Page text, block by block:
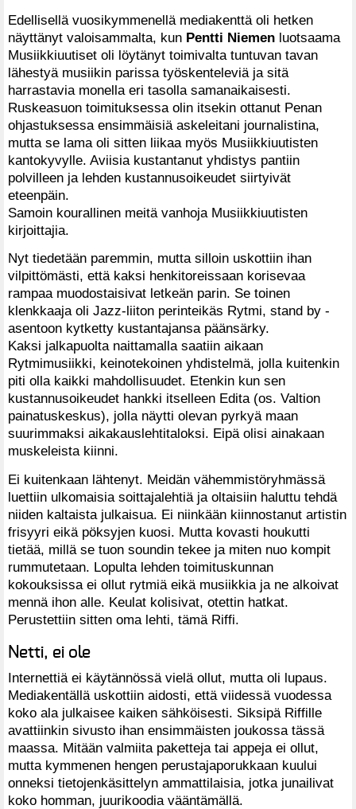
Edellisellä vuosikymmenellä mediakenttä oli hetken
näyttänyt valoisammalta, kun Pentti Niemen luotsaama
Musiikkiuutiset oli löytänyt toimivalta tuntuvan tavan
lähestyä musiikin parissa työskenteleviä ja sitä
harrastavia monella eri tasolla samanaikaisesti.
Ruskeasuon toimituksessa olin itsekin ottanut Penan
ohjastuksessa ensimmäisiä askeleitani journalistina,
mutta se lama oli sitten liikaa myös Musiikkiuutisten
kantokyvylle. Aviisia kustantanut yhdistys pantiin
polvilleen ja lehden kustannusoikeudet siirtyivät
eteenpäin.
Samoin kourallinen meitä vanhoja Musiikkiuutisten
kirjoittajia.
Nyt tiedetään paremmin, mutta silloin uskottiin ihan
vilpittömästi, että kaksi henkitoreissaan korisevaa
rampaa muodostaisivat letkeän parin. Se toinen
klenkkaaja oli Jazz-liiton perinteikäs Rytmi, stand by -
asentoon kytketty kustantajansa päänsärky.
Kaksi jalkapuolta naittamalla saatiin aikaan
Rytmimusiikki, keinotekoinen yhdistelmä, jolla kuitenkin
piti olla kaikki mahdollisuudet. Etenkin kun sen
kustannusoikeudet hankki itselleen Edita (os. Valtion
painatuskeskus), jolla näytti olevan pyrkyä maan
suurimmaksi aikakauslehtitaloksi. Eipä olisi ainakaan
muskeleista kiinni.
Ei kuitenkaan lähtenyt. Meidän vähemmistöryhmässä
luettiin ulkomaisia soittajalehtiä ja oltaisiin haluttu tehdä
niiden kaltaista julkaisua. Ei niinkään kiinnostanut artistin
frisyyri eikä pöksyjen kuosi. Mutta kovasti houkutti
tietää, millä se tuon soundin tekee ja miten nuo kompit
rummutetaan. Lopulta lehden toimituskunnan
kokouksissa ei ollut rytmiä eikä musiikkia ja ne alkoivat
mennä ihon alle. Keulat kolisivat, otettin hatkat.
Perustettiin sitten oma lehti, tämä Riffi.
Netti, ei ole
Internettiä ei käytännössä vielä ollut, mutta oli lupaus.
Mediakentällä uskottiin aidosti, että viidessä vuodessa
koko ala julkaisee kaiken sähköisesti. Siksipä Riffille
avattiinkin sivusto ihan ensimmäisten joukossa tässä
maassa. Mitään valmiita paketteja tai appeja ei ollut,
mutta kymmenen hengen perustajaporukkaan kuului
onneksi tietojenkäsittelyn ammattilaisia, jotka junailivat
koko homman, juurikoodia vääntämällä.